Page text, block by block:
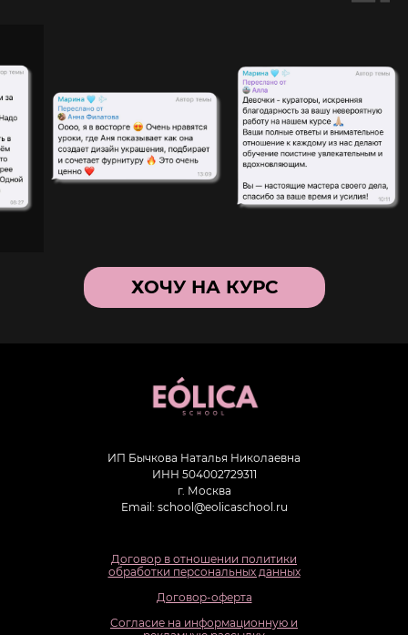
ХОЧУ НА КУРС
ИП Бычкова Наталья Николаевна
ИНН 504002729311
г. Москва
Email: school@eolicaschool.ru
Договор в отношении политики
обработки персональных данных
Договор-оферта
Согласие на информационную и